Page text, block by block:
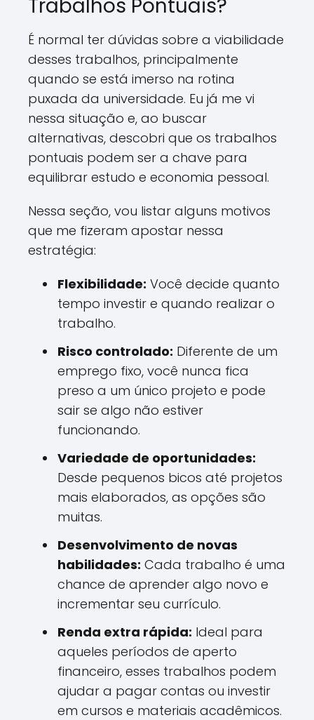
Trabalhos Pontuais?
É normal ter dúvidas sobre a viabilidade
desses trabalhos, principalmente
quando se está imerso na rotina
puxada da universidade. Eu já me vi
nessa situação e, ao buscar
alternativas, descobri que os trabalhos
pontuais podem ser a chave para
equilibrar estudo e economia pessoal.
Nessa seção, vou listar alguns motivos
que me fizeram apostar nessa
estratégia:
Flexibilidade: Você decide quanto
tempo investir e quando realizar o
trabalho.
Risco controlado: Diferente de um
emprego fixo, você nunca fica
preso a um único projeto e pode
sair se algo não estiver
funcionando.
Variedade de oportunidades:
Desde pequenos bicos até projetos
mais elaborados, as opções são
muitas.
Desenvolvimento de novas
habilidades: Cada trabalho é uma
chance de aprender algo novo e
incrementar seu currículo.
Renda extra rápida: Ideal para
aqueles períodos de aperto
financeiro, esses trabalhos podem
ajudar a pagar contas ou investir
em cursos e materiais acadêmicos.